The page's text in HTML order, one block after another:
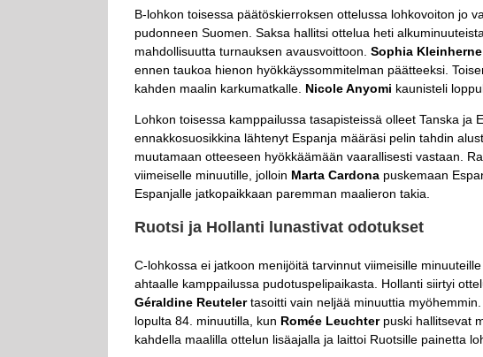
B-lohkon toisessa päätöskierroksen ottelussa lohkovoiton jo
pudonneen Suomen. Saksa hallitsi ottelua heti
mahdollisuutta turnauksen avausvoittoon. Sophia Kleinherne
ennen taukoa hienon hyökkäyssommitelman päätteeksi.
kahden maalin karkumatkalle. Nicole Anyomi kaunisteli
Lohkon toisessa kamppailussa tasapisteissä olleet Tanska ja
ennakkosuosikkina lähtenyt Espanja määräsi pelin tahdin
muutamaan otteeseen hyökkäämään vaarallisesti vastaan.
viimeiselle minuutille, jolloin Marta Cardona puskemaan
Espanjalle jatkopaikkaan paremman maalieron takia.
Ruotsi ja Hollanti lunastivat odotukset
C-lohkossa ei jatkoon menijöitä tarvinnut viimeisille
ahtaalle kamppailussa pudotuspelipaikasta. Hollanti siirtyi
Géraldine Reutelertasoitti vain neljää minuuttia
lopulta 84. minuutilla, kun Romée Leuchterpuski hallitsevat
kahdella maalilla ottelun lisäajalla ja laittoi Ruotsille painetta